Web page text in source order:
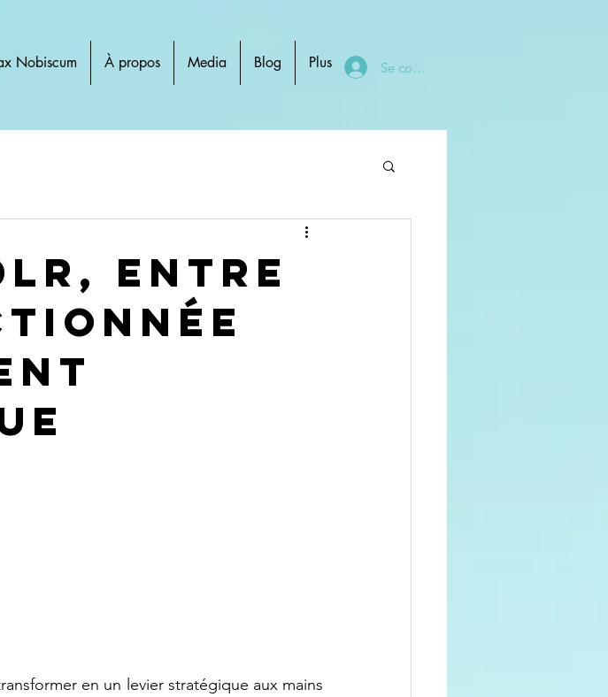
Nobiscum À propos Media Blog Plus Se connecter
entre
en un levier stratégique aux mains